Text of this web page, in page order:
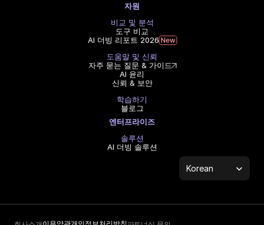
자원
비교 및 분석
도구 비교
AI 더빙 리포트 2026
도움말 및 신뢰
자주 묻는 질문 & 가이드
AI 윤리
신뢰 & 보안
학습하기
블로그
엔터프라이즈
솔루션
AI 더빙 솔루션
Select Language
Korean